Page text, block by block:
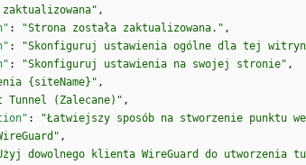
,
: "Strona została zaktualizowana." ,
: "Skonfiguruj ustawienia ogólne dla tej
: "Skonfiguruj ustawienia na swojej stronie" ,
{siteName}" ,
Tunnel (Zalecane)" ,
: "Łatwiejszy sposób na stworzenie punktu
,
dowolnego klienta WireGuard do utworzenia